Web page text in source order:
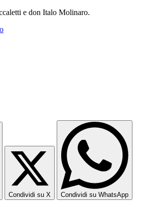
e don Italo Molinaro.
Condividi su X Condividi su WhatsApp